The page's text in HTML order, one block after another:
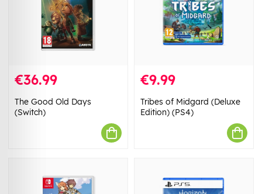
€36.99
The Good Old Days
(Switch)
€9.99
Tribes of Midgard (Deluxe
Edition) (PS4)